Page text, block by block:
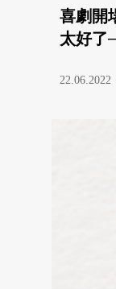
喜劇開
太好了
22.06.2022